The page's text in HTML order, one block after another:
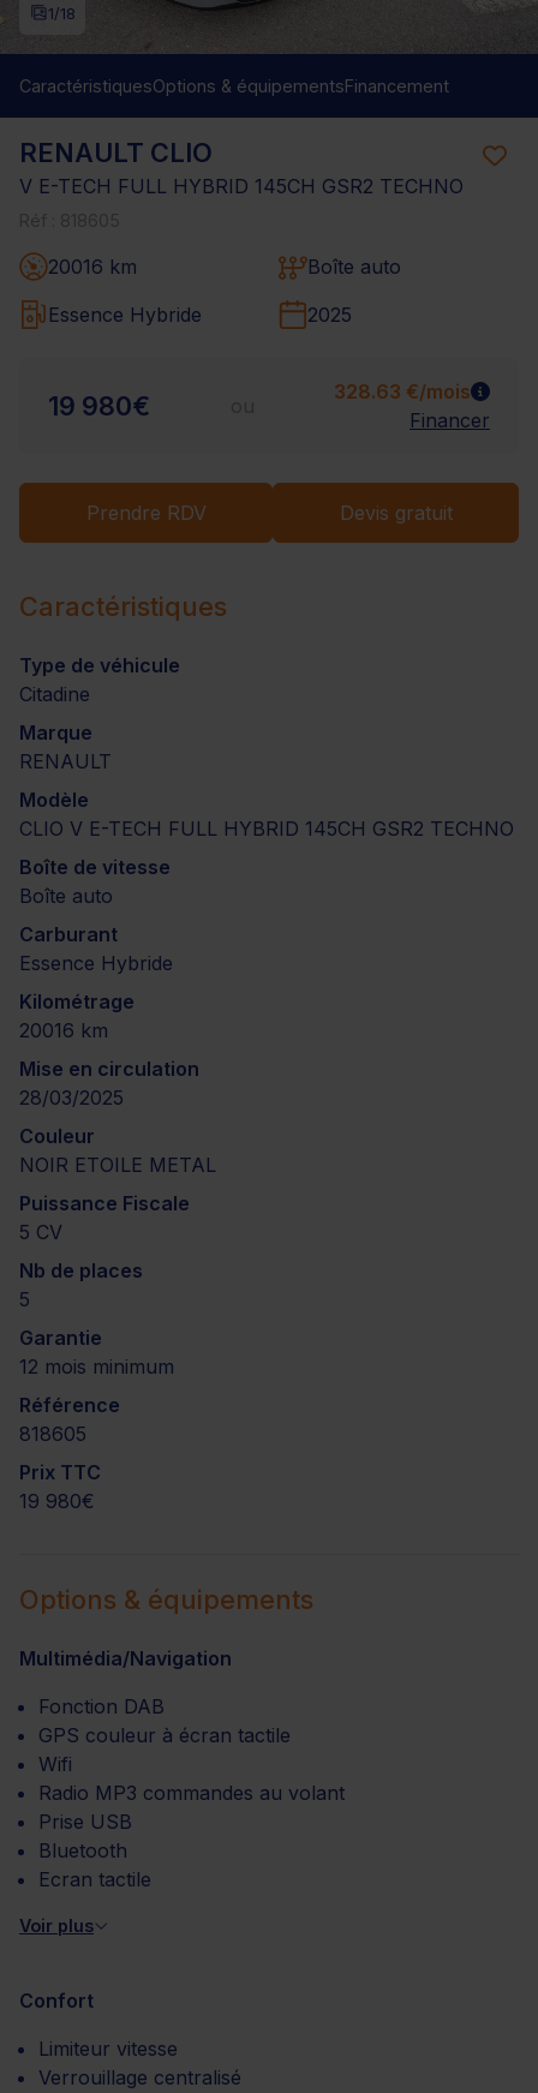
RENAULT CLIO
V E-TECH FULL HYBRID 145CH GSR2 TECHNO
20016 km
Boîte auto
Essence Hybride
2025
19 980€
328.63 €/mois
Financer
Prendre RDV Devis gratuit
1/18
CaractéristiquesOptions & équipementsFinancement
Caractéristiques
Type de véhicule
Citadine
Marque
RENAULT
Modèle
CLIO V E-TECH FULL HYBRID 145CH GSR2 TECHNO
Boîte de vitesse
Boîte auto
Carburant
Essence Hybride
Kilométrage
20016 km
Mise en circulation
28/03/2025
Couleur
NOIR ETOILE METAL
Puissance Fiscale
5 CV
Nb de places
5
Garantie
12 mois minimum
Référence
818605
Prix TTC
19 980€
Options & équipements
Multimédia/Navigation
Fonction DAB
GPS couleur à écran tactile
Wifi
Radio MP3 commandes au volant
Prise USB
Bluetooth
Ecran tactile
Voir plus
Confort
Limiteur vitesse
Verrouillage centralisé